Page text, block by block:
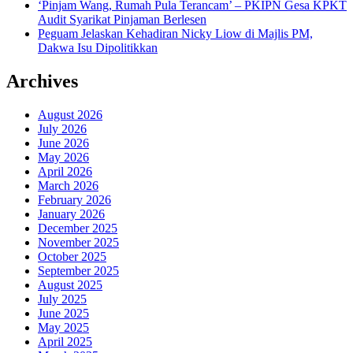
‘Pinjam Wang, Rumah Pula Terancam’ – PKIPN Gesa KPKT
Audit Syarikat Pinjaman Berlesen
Peguam Jelaskan Kehadiran Nicky Liow di Majlis PM,
Dakwa Isu Dipolitikkan
Archives
August 2026
July 2026
June 2026
May 2026
April 2026
March 2026
February 2026
January 2026
December 2025
November 2025
October 2025
September 2025
August 2025
July 2025
June 2025
May 2025
April 2025